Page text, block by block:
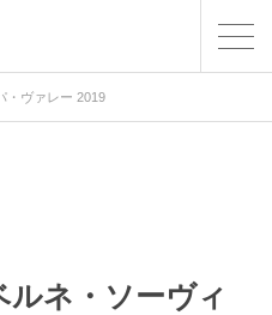
・ヴァレー 2019
ルネ・ソーヴィ